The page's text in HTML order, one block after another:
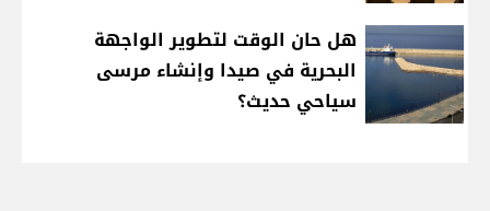
هل حان الوقت لتطوير الواجهة
البحرية في صيدا وإنشاء مرسى
سياحي حديث؟